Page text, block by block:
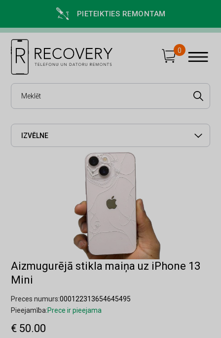
PIETEIKTIES REMONTAM
0
IZVĒLNE
Aizmugurējā stikla maiņa uz iPhone 13
Mini
Preces numurs:000122313654645495
Pieejamība:Prece ir pieejama
€ 50.00